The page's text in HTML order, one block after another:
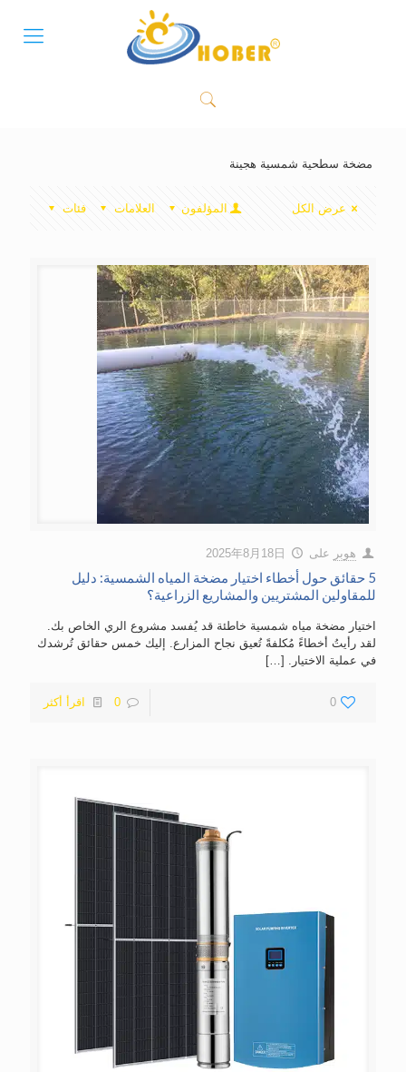
مضخة سطحية شمسية هجينة
فئات العلامات المؤلفون عرض الكل
هوبر على 2025年8月18日
5 حقائق حول أخطاء اختيار مضخة المياه الشمسية: دليل
للمقاولين المشتريين والمشاريع الزراعية؟
اختيار مضخة مياه شمسية خاطئة قد يُفسد مشروع الري الخاص بك.
لقد رأيتُ أخطاءً مُكلفةً تُعيق نجاح المزارع. إليك خمس حقائق تُرشدك
في عملية الاختيار. […]
0
0 اقرأ أكثر